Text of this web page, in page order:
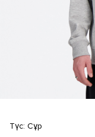
Түс: Сұр